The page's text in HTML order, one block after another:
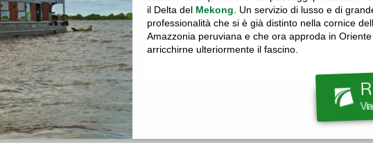
il Delta del Mekong. Un servizio di lusso e di
professionalità che si è già distinto nella cornice
Amazzonia peruviana e che ora approda in
arricchirne ulteriormente il fascino.